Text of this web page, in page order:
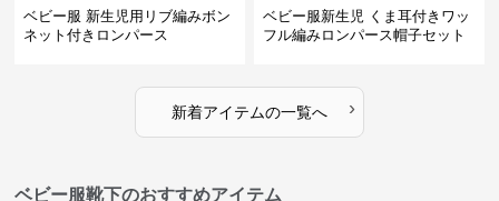
ベビー服 新生児用リブ編みボン
ネット付きロンパース
ベビー服新生児 くま耳付きワッ
フル編みロンパース帽子セット
新着アイテムの一覧へ ›
ベビー服靴下のおすすめアイテム